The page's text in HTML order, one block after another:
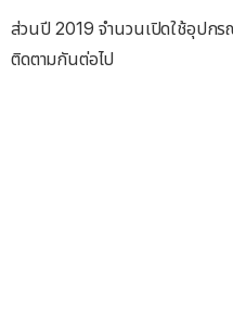
ส่วนปี 2019 จำนวนเปิดใช้อุปก
ติดตามกันต่อไป